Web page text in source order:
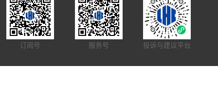
订阅号 服务号 投诉与建议平台